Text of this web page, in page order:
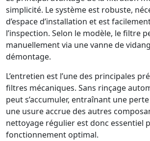
simplicité. Le système est robuste,
d’espace d’installation et est
l’inspection. Selon le modèle, le filtre
manuellement via une vanne de
démontage.
L’entretien est l’une des principales
filtres mécaniques. Sans rinçage
peut s’accumuler, entraînant une
une usure accrue des autres
nettoyage régulier est donc essentiel
fonctionnement optimal.